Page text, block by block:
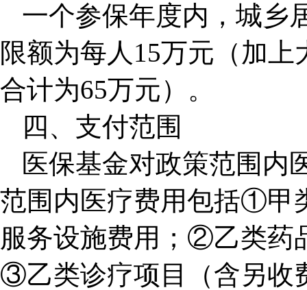
一个参保年度内，城乡
限额为每人15万元（加
合计为65万元）。
四、支付范围
医保基金对政策范围内
范围内医疗费用包括①甲
服务设施费用；②乙类药
③乙类诊疗项目（含另收